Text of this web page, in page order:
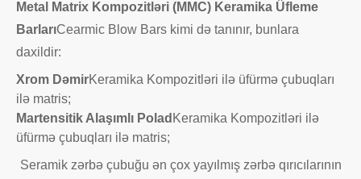
Metal Matrix Kompozitləri (MMC) Keramika Üfleme
BarlarıCearmic Blow Bars kimi də tanınır, bunlara
daxildir:
Xrom DəmirKeramika Kompozitləri ilə üfürmə çubuqları
ilə matris;
Martensitik Alaşımlı Polad Keramika Kompozitləri ilə
üfürmə çubuqları ilə matris;
Seramik zərbə çubuğu ən çox yayılmış zərbə qırıcılarının